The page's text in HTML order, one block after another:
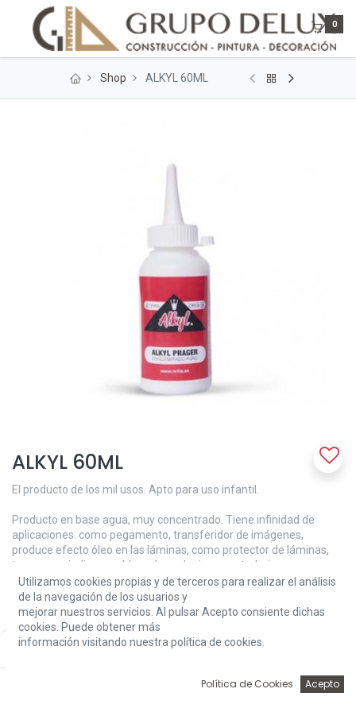
Price:
Add to Cart
0
Shop ALKYL 60ML
ALKYL 60ML
El producto de los mil usos. Apto para uso infantil.
Producto en base agua, muy concentrado. Tiene infinidad de
aplicaciones: como pegamento, transferidor de imágenes,
produce efecto óleo en las láminas, como protector de láminas,
tapaporos, indispensable en los colegios para trabajar masas,
puzles, etc. Como barniz de terminación, etc.
Muy Concentrado: Se consigue hacerlo mate o se mímate,
añadiendo al producto agua. Aplicar a pincel o brocha, su color es
blanco, queda Transparente una vez seco.
Utilizamos cookies propias y de terceros para realizar el análisis
de la navegación de los usuarios y
mejorar nuestros servicios. Al pulsar Acepto consiente dichas
cookies. Puede obtener más
información visitando nuestra política de cookies.
Política de Cookies Acepto